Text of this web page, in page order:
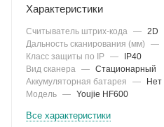
Характеристики
Считыватель штрих-кода — 2D
Дальность сканирования (мм)
—
Класс защиты по IP —
IP40
Вид сканера — Стационарный
Аккумуляторная батарея
—
Нет
Модель — Youjie HF600
Все характеристики